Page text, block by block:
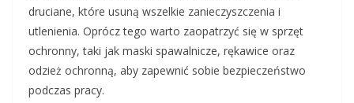
druciane, które usuną wszelkie zanieczyszczenia i
utlenienia. Oprócz tego warto zaopatrzyć się w sprzęt
ochronny, taki jak maski spawalnicze, rękawice oraz
odzież ochronną, aby zapewnić sobie bezpieczeństwo
podczas pracy.